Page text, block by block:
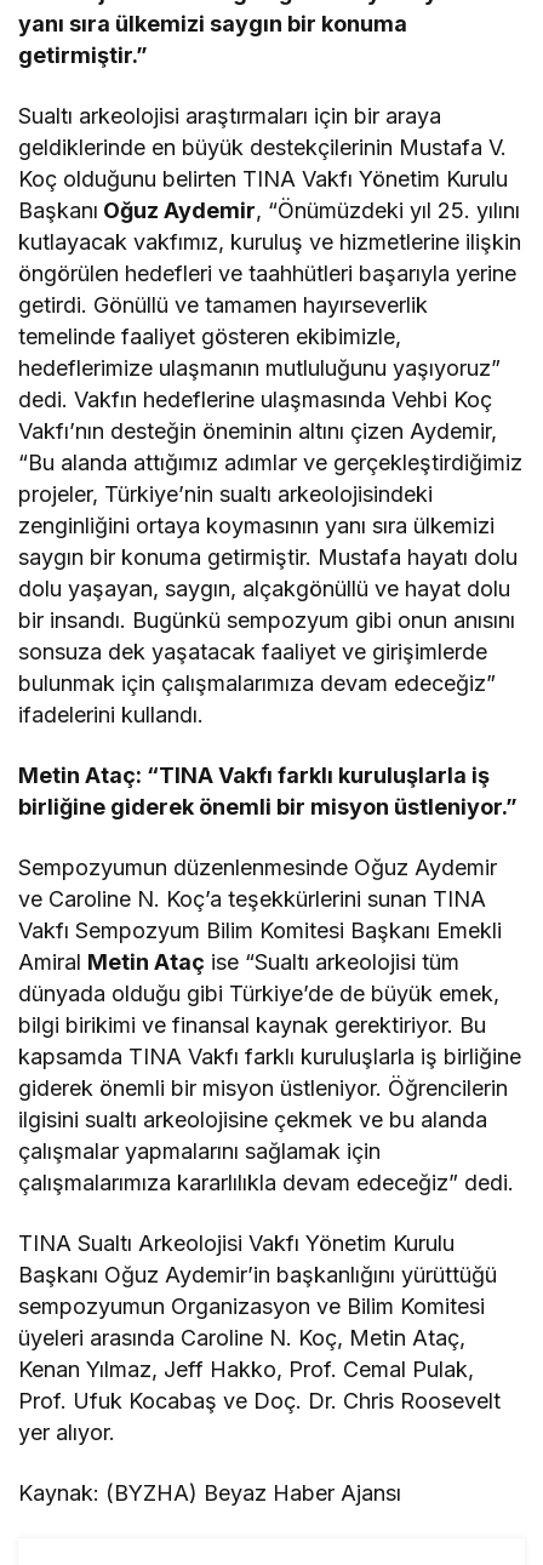
yanı sıra ülkemizi saygın bir konuma
getirmiştir.”
Sualtı arkeolojisi araştırmaları için bir araya
geldiklerinde en büyük destekçilerinin Mustafa V.
Koç olduğunu belirten TINA Vakfı Yönetim Kurulu
Başkanı Oğuz Aydemir, “Önümüzdeki yıl 25. yılını
kutlayacak vakfımız, kuruluş ve hizmetlerine ilişkin
öngörülen hedefleri ve taahhütleri başarıyla yerine
getirdi. Gönüllü ve tamamen hayırseverlik
temelinde faaliyet gösteren ekibimizle,
hedeflerimize ulaşmanın mutluluğunu yaşıyoruz”
dedi. Vakfın hedeflerine ulaşmasında Vehbi Koç
Vakfı’nın desteğin öneminin altını çizen Aydemir,
“Bu alanda attığımız adımlar ve gerçekleştirdiğimiz
projeler, Türkiye’nin sualtı arkeolojisindeki
zenginliğini ortaya koymasının yanı sıra ülkemizi
saygın bir konuma getirmiştir. Mustafa hayatı dolu
dolu yaşayan, saygın, alçakgönüllü ve hayat dolu
bir insandı. Bugünkü sempozyum gibi onun anısını
sonsuza dek yaşatacak faaliyet ve girişimlerde
bulunmak için çalışmalarımıza devam edeceğiz”
ifadelerini kullandı.
Metin Ataç: “TINA Vakfı farklı kuruluşlarla iş
birliğine giderek önemli bir misyon üstleniyor.”
Sempozyumun düzenlenmesinde Oğuz Aydemir
ve Caroline N. Koç’a teşekkürlerini sunan TINA
Vakfı Sempozyum Bilim Komitesi Başkanı Emekli
Amiral Metin Ataç ise “Sualtı arkeolojisi tüm
dünyada olduğu gibi Türkiye’de de büyük emek,
bilgi birikimi ve finansal kaynak gerektiriyor. Bu
kapsamda TINA Vakfı farklı kuruluşlarla iş birliğine
giderek önemli bir misyon üstleniyor. Öğrencilerin
ilgisini sualtı arkeolojisine çekmek ve bu alanda
çalışmalar yapmalarını sağlamak için
çalışmalarımıza kararlılıkla devam edeceğiz” dedi.
TINA Sualtı Arkeolojisi Vakfı Yönetim Kurulu
Başkanı Oğuz Aydemir’in başkanlığını yürüttüğü
sempozyumun Organizasyon ve Bilim Komitesi
üyeleri arasında Caroline N. Koç, Metin Ataç,
Kenan Yılmaz, Jeff Hakko, Prof. Cemal Pulak,
Prof. Ufuk Kocabaş ve Doç. Dr. Chris Roosevelt
yer alıyor.
Kaynak: (BYZHA) Beyaz Haber Ajansı